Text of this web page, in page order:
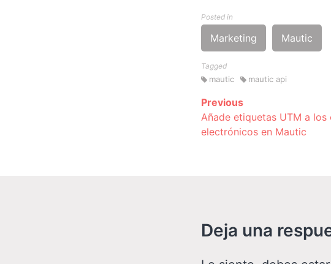
Posted in
Marketing Mautic
Tagged
mautic mautic api
Continue
Reading
Previous
Añade etiquetas UTM a los
electrónicos en Mautic
Deja una